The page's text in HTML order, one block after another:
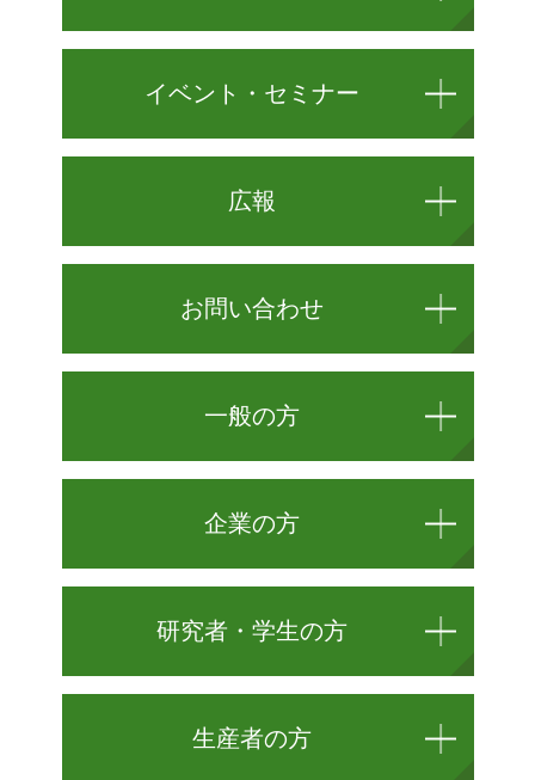
イベント・セミナー
広報
お問い合わせ
一般の方
企業の方
研究者・学生の方
生産者の方